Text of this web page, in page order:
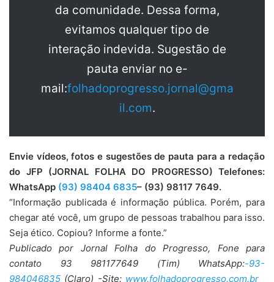
da comunidade. Dessa forma,
evitamos qualquer tipo de
interação indevida. Sugestão de
pauta enviar no e-
mail:folhadoprogresso.jornal@gma
il.com.
Envie vídeos, fotos e sugestões de pauta para a redação
do JFP (JORNAL FOLHA DO PROGRESSO) Telefones:
WhatsApp (93) 98404 6835– (93) 98117 7649.
“Informação publicada é informação pública. Porém, para
chegar até você, um grupo de pessoas trabalhou para isso.
Seja ético. Copiou? Informe a fonte.”
Publicado por Jornal Folha do Progresso, Fone para
contato 93 981177649 (Tim) WhatsApp:-93-
984046835 (Claro) -Site: www.folhadoprogresso.com.br